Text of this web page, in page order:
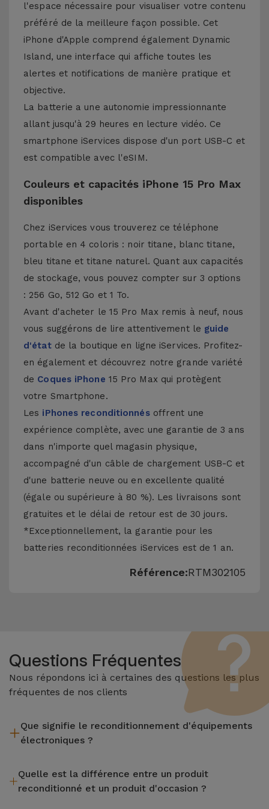
l'espace nécessaire pour visualiser votre contenu
préféré de la meilleure façon possible. Cet
iPhone d'Apple comprend également Dynamic
Island, une interface qui affiche toutes les
alertes et notifications de manière pratique et
objective.
La batterie a une autonomie impressionnante
allant jusqu'à 29 heures en lecture vidéo. Ce
smartphone iServices dispose d'un port USB-C et
est compatible avec l'eSIM.
Couleurs et capacités iPhone 15 Pro Max
disponibles
Chez iServices vous trouverez ce téléphone
portable en 4 coloris : noir titane, blanc titane,
bleu titane et titane naturel. Quant aux capacités
de stockage, vous pouvez compter sur 3 options
: 256 Go, 512 Go et 1 To.
Avant d'acheter le 15 Pro Max remis à neuf, nous
vous suggérons de lire attentivement le guide
d'étatde la boutique en ligne iServices. Profitez-
en également et découvrez notre grande variété
de Coques iPhone 15 Pro Max qui protègent
votre Smartphone.
Les iPhones reconditionnésoffrent une
expérience complète, avec une garantie de 3 ans
dans n'importe quel magasin physique,
accompagné d'un câble de chargement USB-C et
d'une batterie neuve ou en excellente qualité
(égale ou supérieure à 80 %). Les livraisons sont
gratuites et le délai de retour est de 30 jours.
*Exceptionnellement, la garantie pour les
batteries reconditionnées iServices est de 1 an.
Référence:RTM302105
Questions Fréquentes
Nous répondons ici à certaines des questions les plus
fréquentes de nos clients
Que signifie le reconditionnement d'équipements
électroniques ?
l'inspection, le nettoyage, sans oublier la réparation de tout
composant défectueux. Il convient de rappeler que tous les
Quelle est la différence entre un produit
reconditionné et un produit d'occasion ?